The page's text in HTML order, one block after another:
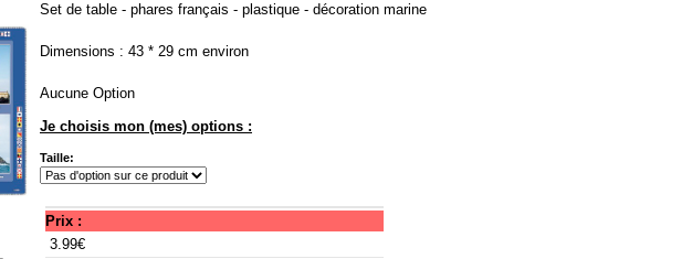
Set de table - phares français - plastique - décoration marine
Dimensions : 43 * 29 cm environ
Aucune Option
Je choisis mon (mes) options :
Taille:
Prix :
3.99€